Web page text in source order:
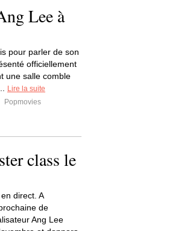
Lee à
pour parler de son
officiellement
une salle comble
Lire la suite
Popmovies
class le
direct. A
de
Ang Lee